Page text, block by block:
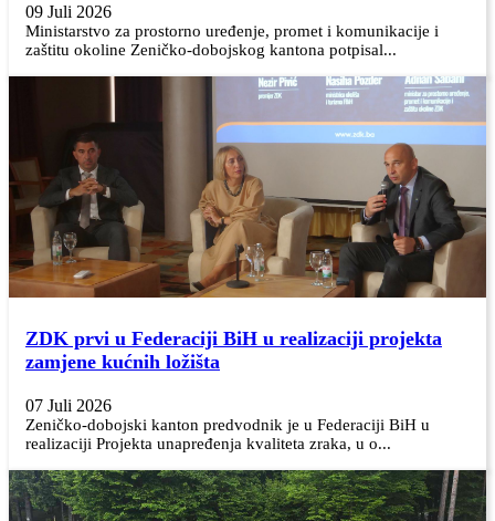
09 Juli 2026
Ministarstvo za prostorno uređenje, promet i komunikacije i
zaštitu okoline Zeničko-dobojskog kantona potpisal...
ZDK prvi u Federaciji BiH u realizaciji projekta
zamjene kućnih ložišta
07 Juli 2026
Zeničko-dobojski kanton predvodnik je u Federaciji BiH u
realizaciji Projekta unapređenja kvaliteta zraka, u o...